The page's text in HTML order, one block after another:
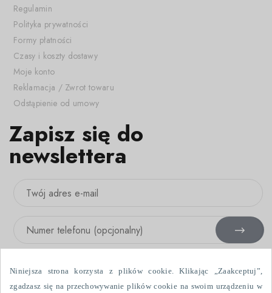
Regulamin
Polityka prywatności
Formy płatności
Czasy i koszty dostawy
Moje konto
Reklamacja / Zwrot towaru
Odstąpienie od umowy
Zapisz się do
newslettera
Niniejsza strona korzysta z plików cookie. Klikając „Zaakceptuj”,
zgadzasz się na przechowywanie plików cookie na swoim urządzeniu w